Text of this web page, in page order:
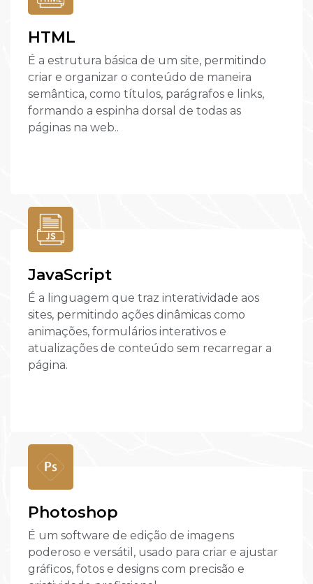
HTML
É a estrutura básica de um site, permitindo
criar e organizar o conteúdo de maneira
semântica, como títulos, parágrafos e links,
formando a espinha dorsal de todas as
páginas na web..
JavaScript
É a linguagem que traz interatividade aos
sites, permitindo ações dinâmicas como
animações, formulários interativos e
atualizações de conteúdo sem recarregar a
página.
Photoshop
É um software de edição de imagens
poderoso e versátil, usado para criar e ajustar
gráficos, fotos e designs com precisão e